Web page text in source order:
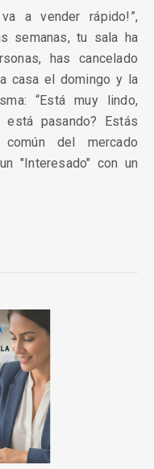
a vender rápido!”,
semanas, tu sala ha
has cancelado
casa el domingo y la
“Está muy lindo,
está pasando? Estás
del mercado
"Interesado" con un